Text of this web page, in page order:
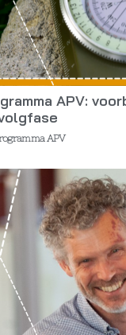
APV:
APV